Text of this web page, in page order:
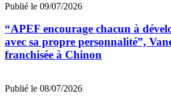
Publié le 09/07/2026
“APEF encourage chacun à
avec sa propre personnalité”,
franchisée à Chinon
Publié le 08/07/2026